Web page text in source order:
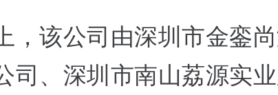
，该公司由深圳市金銮
司、深圳市南山荔源实